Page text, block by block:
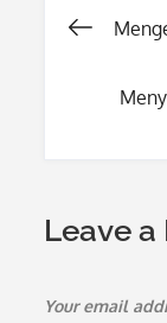
Leave a
Your email